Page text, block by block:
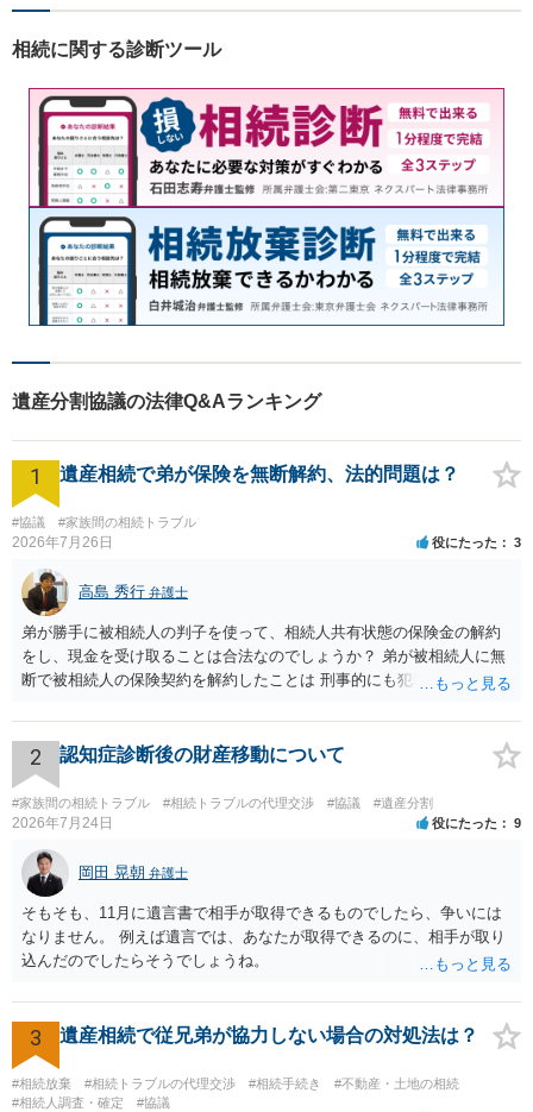
相続に関する診断ツール
遺産分割協議の法律Q&Aランキング
1 遺産相続で弟が保険を無断解約、法的問題は？
#協議 #家族間の相続トラブル
2026年7月26日 役にたった 3
高島 秀行 弁護士
弟が勝手に被相続人の判子を使って、相続人共有状態の保険金の解約
をし、現金を受け取ることは合法なのでしょうか？ 弟が被相続人に無
断で被相続人の保険契約を解約したことは 刑事的にも犯罪となる可能
された書類のコピーを取得して、弁護士に面談で詳しい事情を話して
相談 されたら良いと思います。
2 認知症診断後の財産移動について
#家族間の相続トラブル #相続トラブルの代理交渉 #協議 #遺産分割
2026年7月24日 役にたった 9
岡田 晃朝 弁護士
そもそも、11月に遺言書で相手が取得できるものでしたら、争いには
なりません。 例えば遺言では、あなたが取得できるのに、相手が取り
込んだのでしたらそうでしょうね。
3 遺産相続で従兄弟が協力しない場合の対処法は？
#相続放棄 #相続トラブルの代理交渉 #相続手続き
#不動産・土地の相続
#相続人調査・確定
#協議